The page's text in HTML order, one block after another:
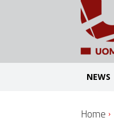
NEWS
Home